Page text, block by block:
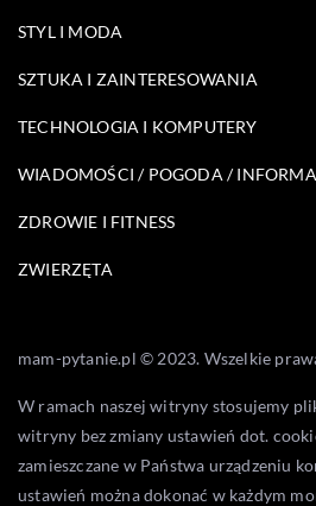
STYL I MODA
SZTUKA I ZAINTERESOWANIA
TECHNOLOGIA I KOMPUTERY
WIADOMOŚCI / POGODA /
ZDROWIE I FITNESS
ZWIERZĘTA
mam-pytanie.pl © 2023. Wszelkie
W ramach naszej witryny stosujemy
witryny bez zmiany ustawień dot.
zamieszczane w Państwa urządzeniu
ustawień można dokonać w każdym